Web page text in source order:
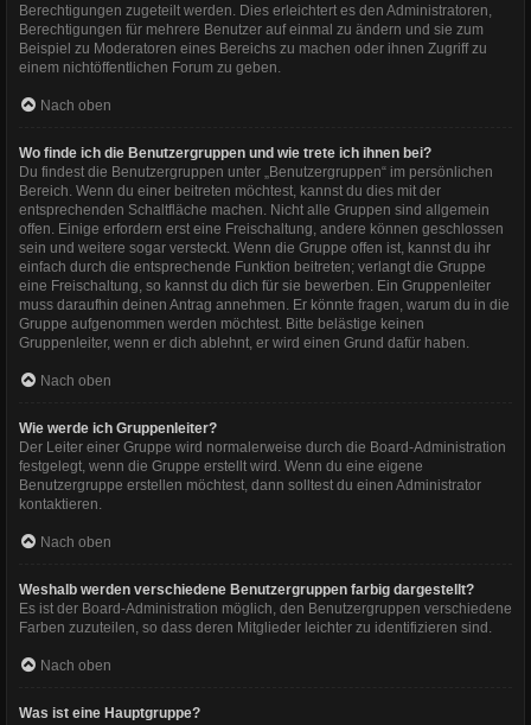
Berechtigungen zugeteilt werden. Dies erleichtert es den Administratoren,
Berechtigungen für mehrere Benutzer auf einmal zu ändern und sie zum
Beispiel zu Moderatoren eines Bereichs zu machen oder ihnen Zugriff zu
einem nichtöffentlichen Forum zu geben.
Nach oben
Wo finde ich die Benutzergruppen und wie trete ich ihnen bei?
Du findest die Benutzergruppen unter „Benutzergruppen“ im persönlichen
Bereich. Wenn du einer beitreten möchtest, kannst du dies mit der
entsprechenden Schaltfläche machen. Nicht alle Gruppen sind allgemein
offen. Einige erfordern erst eine Freischaltung, andere können geschlossen
sein und weitere sogar versteckt. Wenn die Gruppe offen ist, kannst du ihr
einfach durch die entsprechende Funktion beitreten; verlangt die Gruppe
eine Freischaltung, so kannst du dich für sie bewerben. Ein Gruppenleiter
muss daraufhin deinen Antrag annehmen. Er könnte fragen, warum du in die
Gruppe aufgenommen werden möchtest. Bitte belästige keinen
Gruppenleiter, wenn er dich ablehnt, er wird einen Grund dafür haben.
Nach oben
Wie werde ich Gruppenleiter?
Der Leiter einer Gruppe wird normalerweise durch die Board-Administration
festgelegt, wenn die Gruppe erstellt wird. Wenn du eine eigene
Benutzergruppe erstellen möchtest, dann solltest du einen Administrator
kontaktieren.
Nach oben
Weshalb werden verschiedene Benutzergruppen farbig dargestellt?
Es ist der Board-Administration möglich, den Benutzergruppen verschiedene
Farben zuzuteilen, so dass deren Mitglieder leichter zu identifizieren sind.
Nach oben
Was ist eine Hauptgruppe?